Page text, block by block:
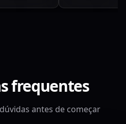
frequentes
antes de começar